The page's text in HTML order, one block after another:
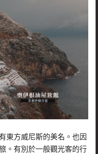
東方威尼斯的美名。也因
。有別於一般觀光客的行